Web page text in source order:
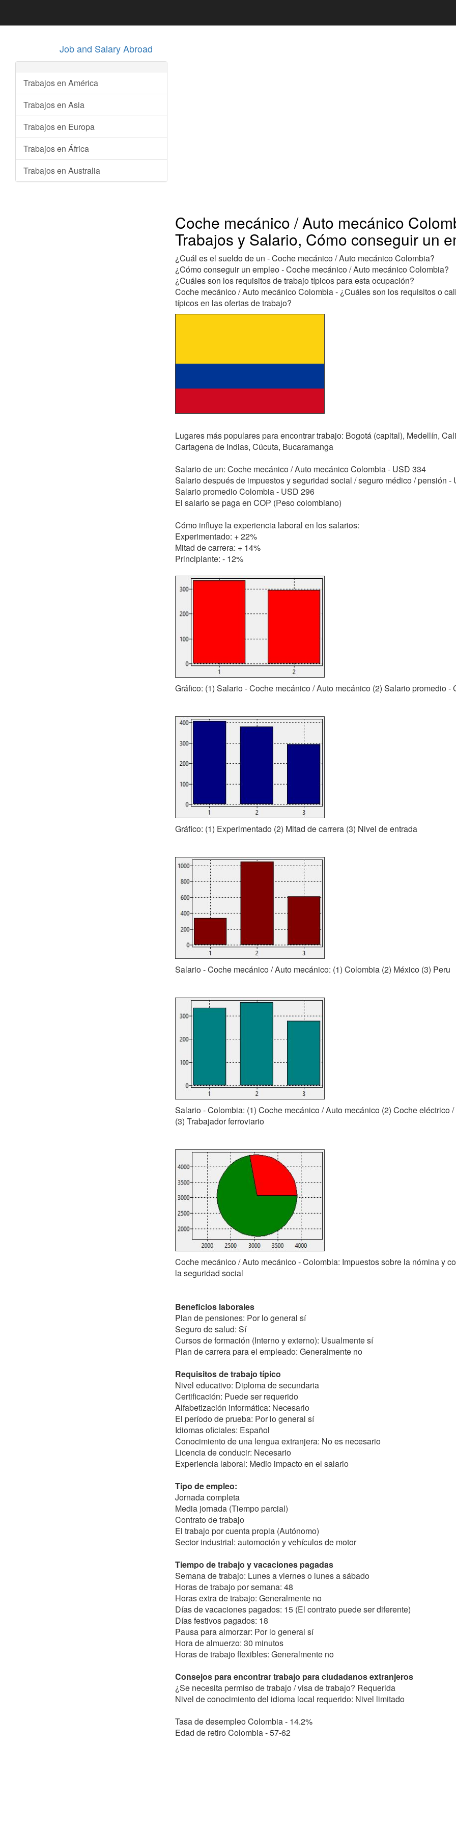
Job and Salary Abroad
Trabajos en América
Trabajos en Asia
Trabajos en Europa
Trabajos en África
Trabajos en Australia
Coche mecánico / Auto mecánico
Trabajos y Salario, Cómo conseguir un
¿Cuál es el sueldo de un - Coche mecánico / Auto mecánico Colombia?
¿Cómo conseguir un empleo - Coche mecánico / Auto mecánico Colombia?
¿Cuáles son los requisitos de trabajo típicos para esta ocupación?
Coche mecánico / Auto mecánico Colombia - ¿Cuáles son los requisitos o
típicos en las ofertas de trabajo?
Lugares más populares para encontrar trabajo: Bogotá (capital), Medellín,
Cartagena de Indias, Cúcuta, Bucaramanga
Salario de un: Coche mecánico / Auto mecánico Colombia - USD 334
Salario después de impuestos y seguridad social / seguro médico / pensión -
Salario promedio Colombia - USD 296
El salario se paga en COP (Peso colombiano)
Cómo influye la experiencia laboral en los salarios:
Experimentado: + 22%
Mitad de carrera: + 14%
Principiante: - 12%
Gráfico: (1) Salario - Coche mecánico / Auto mecánico (2) Salario promedio -
Gráfico: (1) Experimentado (2) Mitad de carrera (3) Nivel de entrada
Salario - Coche mecánico / Auto mecánico: (1) Colombia (2) México (3) Peru
Salario - Colombia: (1) Coche mecánico / Auto mecánico (2) Coche eléctrico
(3) Trabajador ferroviario
Coche mecánico / Auto mecánico - Colombia: Impuestos sobre la nómina y
la seguridad social
Beneficios laborales
Plan de pensiones: Por lo general sí
Seguro de salud: Sí
Cursos de formación (Interno y externo): Usualmente sí
Plan de carrera para el empleado: Generalmente no
Requisitos de trabajo típico
Nivel educativo: Diploma de secundaria
Certificación: Puede ser requerido
Alfabetización informática: Necesario
El período de prueba: Por lo general sí
Idiomas oficiales: Español
Conocimiento de una lengua extranjera: No es necesario
Licencia de conducir: Necesario
Experiencia laboral: Medio impacto en el salario
Tipo de empleo:
Jornada completa
Media jornada (Tiempo parcial)
Contrato de trabajo
El trabajo por cuenta propia (Autónomo)
Sector industrial: automoción y vehículos de motor
Tiempo de trabajo y vacaciones pagadas
Semana de trabajo: Lunes a viernes o lunes a sábado
Horas de trabajo por semana: 48
Horas extra de trabajo: Generalmente no
Días de vacaciones pagados: 15 (El contrato puede ser diferente)
Días festivos pagados: 18
Pausa para almorzar: Por lo general sí
Hora de almuerzo: 30 minutos
Horas de trabajo flexibles: Generalmente no
Consejos para encontrar trabajo para ciudadanos extranjeros
¿Se necesita permiso de trabajo / visa de trabajo? Requerida
Nivel de conocimiento del idioma local requerido: Nivel limitado
Tasa de desempleo Colombia - 14.2%
Edad de retiro Colombia - 57-62